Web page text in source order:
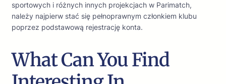
sportowych i różnych innych projekcjach w Parimatch,
należy najpierw stać się pełnoprawnym członkiem klubu
poprzez podstawową rejestrację konta.
What Can You Find